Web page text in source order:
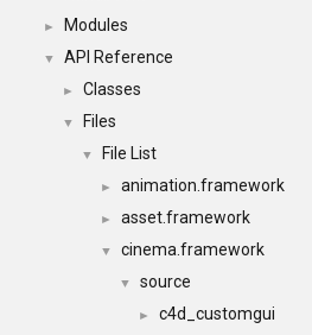
► Modules
▼ API Reference
► Classes
▼ Files
▼ File List
► animation.framework
► asset.framework
▼ cinema.framework
▼ source
► c4d_customgui